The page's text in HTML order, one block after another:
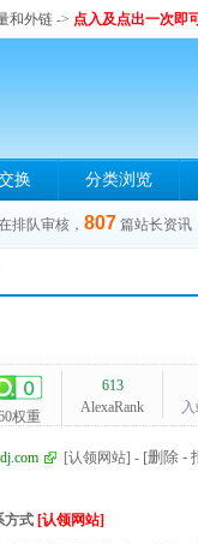
和外链 -> 点入及点出一次即
换 分类浏览
排队审核， 807 篇站长资讯
权重
613
AlexaRank
[认领网站] - [删除 -
方式 [认领网站]